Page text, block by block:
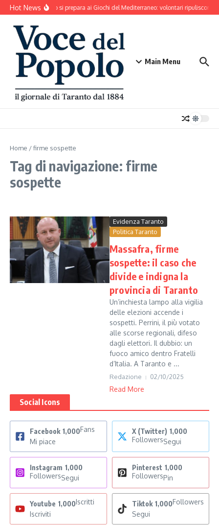
Salta al contenuto
Hot NewsTaranto si prepara ai Giochi del Mediterraneo: volontari ripuliscono
Main Menu
Home /firme sospette
Tag di navigazione: firme
sospette
Evidenza Taranto
Politica Taranto
Massafra, firme
sospette: il caso che
divide e indigna la
provincia di Taranto
Un’inchiesta lampo alla vigilia
delle elezioni accende i
sospetti. Perrini, il più votato
alle scorse regionali, difeso
dagli elettori. Il dubbio: un
fuoco amico dentro Fratelli
d’Italia. A Taranto e ...
Redazione 02/10/2025
Read More
Social Icons
Facebook 1,000Fans
Mi piace
X (Twitter) 1,000
FollowersSegui
Instagram 1,000
FollowersSegui
Pinterest 1,000
FollowersPin
Youtube 1,000Iscritti
Iscriviti
Tiktok 1,000Followers
Segui